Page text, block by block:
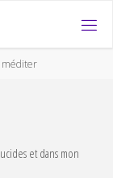
méditer
et dans mon